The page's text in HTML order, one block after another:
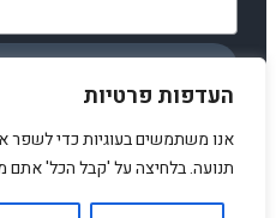
העדפות פרטיות
אנו משתמשים בעוגיות כדי לשפר
תנועה. בלחיצה על 'קבל הכל' אתם
© 2025 amirstuff. All rights reserved.